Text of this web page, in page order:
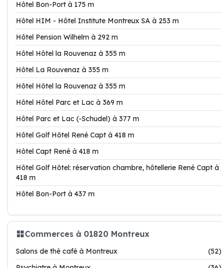
Hôtel Bon-Port à 175 m
Hôtel HIM - Hôtel Institute Montreux SA à 253 m
Hôtel Pension Wilhelm à 292 m
Hôtel Hôtel la Rouvenaz à 355 m
Hôtel La Rouvenaz à 355 m
Hôtel Hôtel la Rouvenaz à 355 m
Hôtel Hôtel Parc et Lac à 369 m
Hôtel Parc et Lac (-Schudel) à 377 m
Hôtel Golf Hôtel René Capt à 418 m
Hôtel Capt René à 418 m
Hôtel Golf Hôtel: réservation chambre, hôtellerie René Capt à
418 m
Hôtel Bon-Port à 437 m
Commerces à 01820 Montreux
Salons de thé café à Montreux
(52)